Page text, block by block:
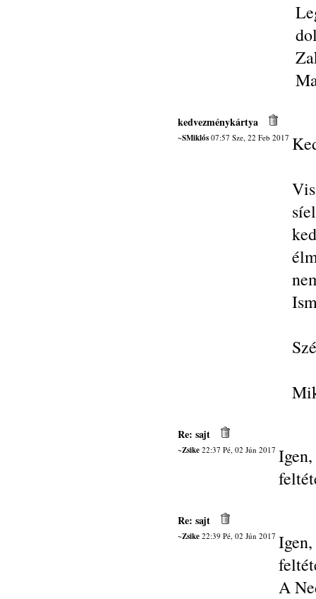
kedvezménykártya
~SMiklós07:57 Sze, 22 Feb 2017
Re: sajt
~Zsike22:37 Pé, 02 Jún 2017
Re: sajt
~Zsike22:39 Pé, 02 Jún 2017
A